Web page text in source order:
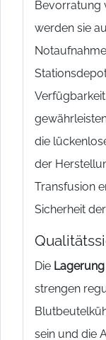
Bevorratung
werden sie
die
der
Transfusion
Sicherheit
Die
strengen
sein und die